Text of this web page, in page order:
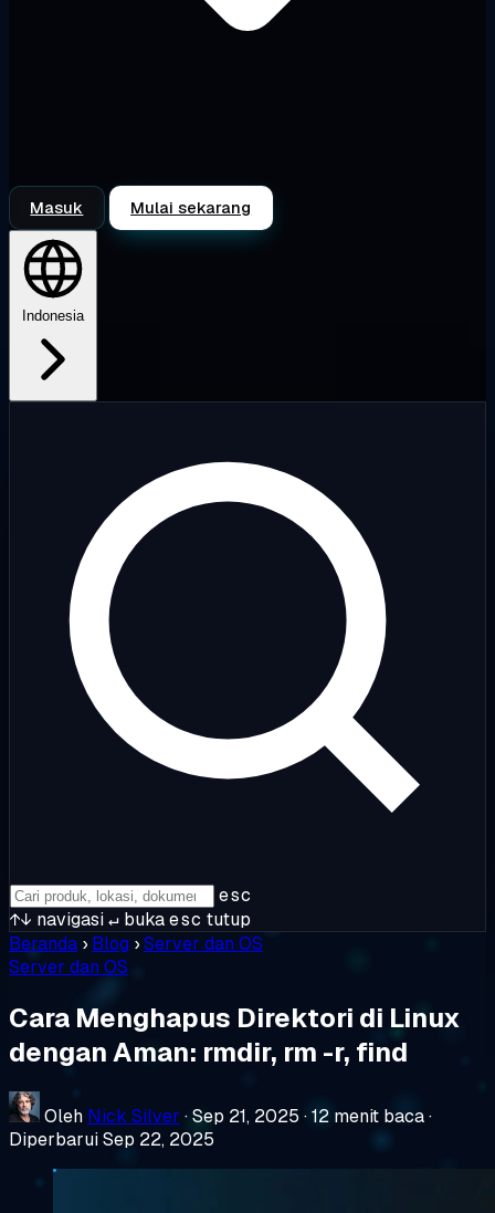
Masuk Mulai sekarang
Indonesia
esc
↑↓ navigasi↵ bukaesc tutup
Beranda › Blog ›Server dan OS
Server dan OS
Cara Menghapus Direktori di Linux
dengan Aman: rmdir, rm -r, find
Oleh Nick Silver ·Sep 21, 2025 ·12 menit baca·
Diperbarui Sep 22, 2025